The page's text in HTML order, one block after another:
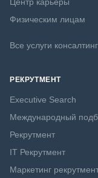
Физическим лицам
Все услуги
РЕКРУТМЕНТ
Executive Search
Международный
Рекрутмент
IT Рекрутмент
Маркетинг